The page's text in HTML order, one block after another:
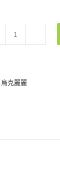
Pukanala
吋
單
烏克麗麗